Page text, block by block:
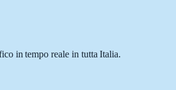
in tempo reale in tutta Italia.